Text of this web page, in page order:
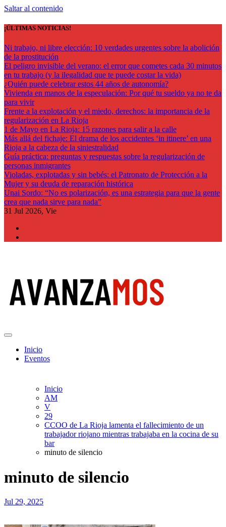
Saltar al contenido
¡ÚLTIMAS NOTICIAS!
Ni trabajo, ni libre elección: 10 verdades urgentes sobre la abolición
de la prostitución
El peligro invisible del verano: el error que cometes cada 30 minutos
en tu trabajo (y la ilegalidad que te puede costar la vida)
¿Quién puede celebrar estos 44 años de autonomía?
Vivienda en manos de la especulación: Por qué tu sueldo ya no te da
para vivir
Frente a la explotación y el miedo, derechos: la importancia de la
regularización en La Rioja
1 de Mayo en La Rioja: 15 razones para salir a la calle
Más allá del fichaje: El drama de los accidentes ‘in itinere’ en una
Rioja a la cabeza de la siniestralidad
Guía práctica: preguntas y respuestas sobre la regularización de
personas inmigrantes
Violadas, explotadas y sin bebés: el Patronato de Protección a la
Mujer y su deuda de reparación histórica
Unai Sordo: “No es polarización, es una estrategia para que la gente
crea que nada sirve para nada”
31 Jul 2026, Vie
Inicio
Eventos
Inicio
AM
V
29
CCOO de La Rioja lamenta el fallecimiento de un
trabajador riojano mientras trabajaba en la cocina de su
bar
minuto de silencio
minuto de silencio
Jul 29, 2025